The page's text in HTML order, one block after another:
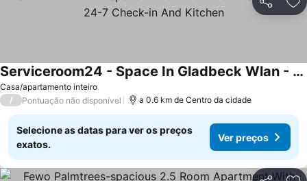
Partilhar
Casa/apartamento inteiro
Serviceroom24 - Space In Gladbeck Wlan - Smart-tv - 24-7 Check-in And Kitchen
/ Pontuação não disponível a 0.6 km de Centro da cidade
Selecione as datas para ver os preços
exatos.
Ver preços